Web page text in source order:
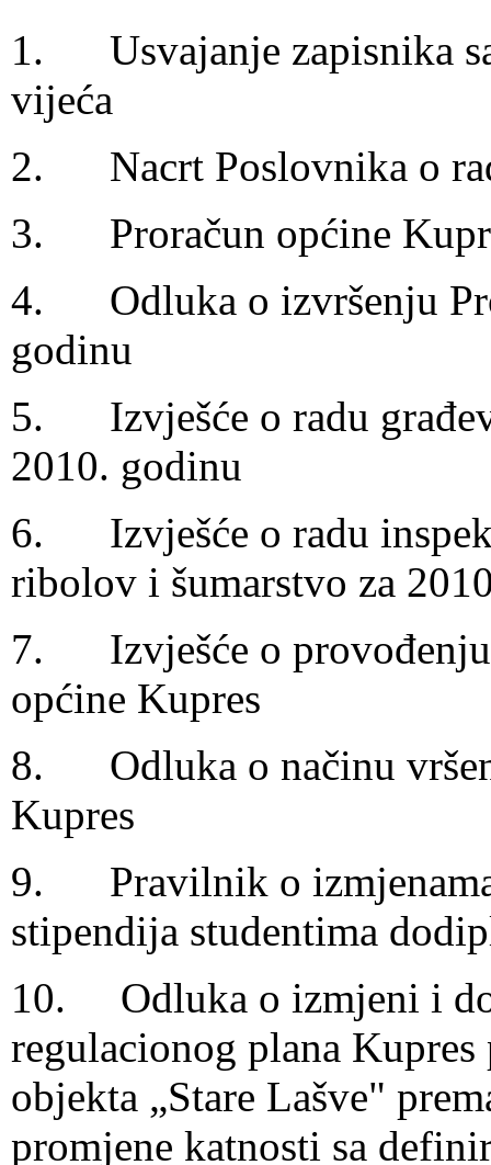
1. Usvajanje zapisnika sa
vijeća
2. Nacrt Poslovnika o
3. Proračun općine
4. Odluka o izvršenju
godinu
5. Izvješće o radu
2010. godinu
6. Izvješće o radu
ribolov i šumarstvo za
7. Izvješće o provođenju
općine Kupres
8. Odluka o načinu
Kupres
9. Pravilnik o
stipendija studentima
10. Odluka o izmjeni i
regulacionog plana
objekta „Stare Lašve"
promjene katnosti sa